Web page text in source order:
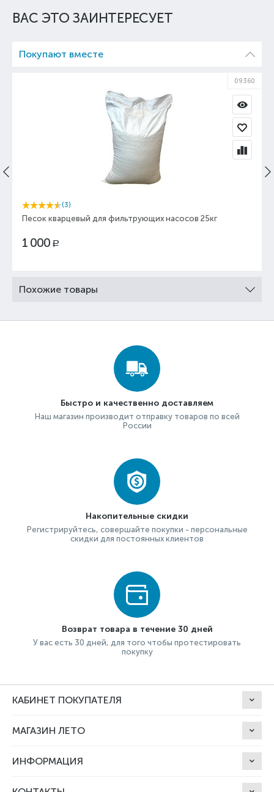
ВАС ЭТО ЗАИНТЕРЕСУЕТ
Покупают вместе
09360
(3)
Песок кварцевый для фильтрующих насосов 25кг
1 000 Р
Похожие товары
Быстро и качественно доставляем
Наш магазин производит отправку товаров по всей
России
Накопительные скидки
Регистрируйтесь, совершайте покупки - персональные
скидки для постоянных клиентов
Возврат товара в течение 30 дней
У вас есть 30 дней, для того чтобы протестировать
покупку
КАБИНЕТ ПОКУПАТЕЛЯ
МАГАЗИН ЛЕТО
ИНФОРМАЦИЯ